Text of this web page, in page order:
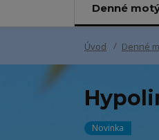
Denné
Úvod Denné
Novinka